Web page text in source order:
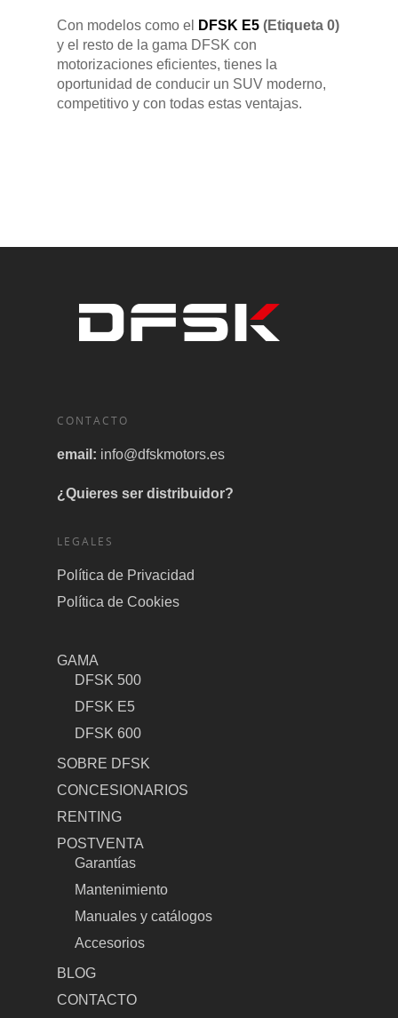
Con modelos como el DFSK E5 (Etiqueta 0)
y el resto de la gama DFSK con
motorizaciones eficientes, tienes la
oportunidad de conducir un SUV moderno,
competitivo y con todas estas ventajas.
CONTACTO
email: info@dfskmotors.es
¿Quieres ser distribuidor?
LEGALES
Política de Privacidad
Política de Cookies
GAMA
DFSK 500
DFSK E5
DFSK 600
SOBRE DFSK
CONCESIONARIOS
RENTING
POSTVENTA
Garantías
Mantenimiento
Manuales y catálogos
Accesorios
BLOG
CONTACTO